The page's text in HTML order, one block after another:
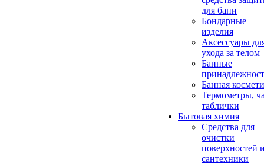
для бани
Бондарные
изделия
Аксеcсуары
ухода за телом
Банные
Банная
Термометры,
таблички
Бытовая химия
Средства для
очистки
поверхностей
сантехники